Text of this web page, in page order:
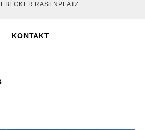
RASENPLATZ
KONTAKT